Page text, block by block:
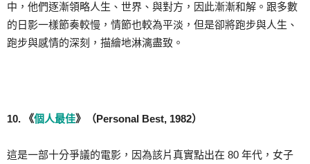
中，他們逐漸領略人生、世界、與對方，因此漸漸和解。跟多數
的日影一樣節奏較慢，情節也較為平淡，但是卻將跑步與人生、
跑步與感情的深刻，描繪地淋漓盡致。
10. 《個人最佳》（Personal Best, 1982）
這是一部十分爭議的電影，因為該片真實點出在 80 年代，女子